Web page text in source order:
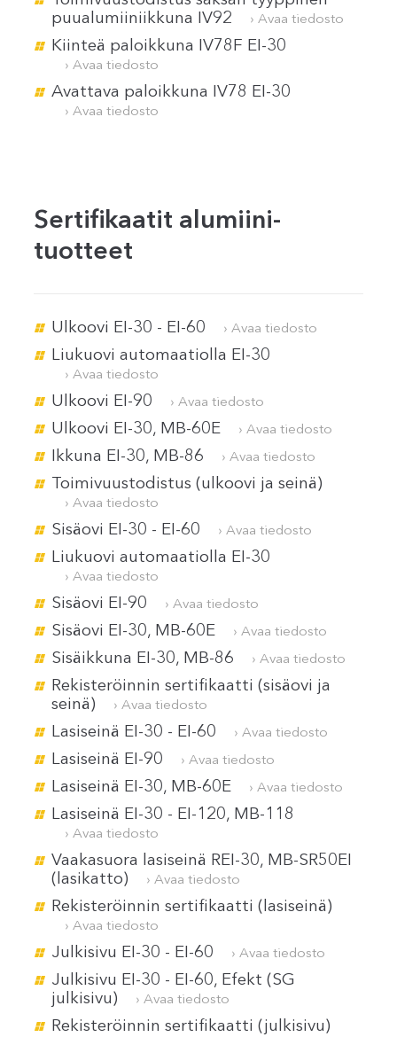
puualumiiniikkuna IV92
› Avaa tiedosto
Kiinteä paloikkuna IV78F EI-30
› Avaa tiedosto
Avattava paloikkuna IV78 EI-30
› Avaa tiedosto
Sertifikaatit alumiini-
tuotteet
Ulkoovi EI-30 - EI-60 › Avaa tiedosto
Liukuovi automaatiolla EI-30
› Avaa tiedosto
Ulkoovi EI-90 › Avaa tiedosto
Ulkoovi EI-30, MB-60E › Avaa tiedosto
Ikkuna EI-30, MB-86 › Avaa tiedosto
Toimivuustodistus (ulkoovi ja seinä)
› Avaa tiedosto
Sisäovi EI-30 - EI-60 › Avaa tiedosto
Liukuovi automaatiolla EI-30
› Avaa tiedosto
Sisäovi EI-90 › Avaa tiedosto
Sisäovi EI-30, MB-60E › Avaa tiedosto
Sisäikkuna EI-30, MB-86 › Avaa tiedosto
Rekisteröinnin sertifikaatti (sisäovi ja
seinä)
› Avaa tiedosto
Lasiseinä EI-30 - EI-60 › Avaa tiedosto
Lasiseinä EI-90 › Avaa tiedosto
Lasiseinä EI-30, MB-60E › Avaa tiedosto
Lasiseinä EI-30 - EI-120, MB-118
› Avaa tiedosto
Vaakasuora lasiseinä REI-30, MB-SR50EI
(lasikatto)
› Avaa tiedosto
Rekisteröinnin sertifikaatti (lasiseinä)
› Avaa tiedosto
Julkisivu EI-30 - EI-60 › Avaa tiedosto
Julkisivu EI-30 - EI-60, Efekt (SG
julkisivu)
› Avaa tiedosto
Rekisteröinnin sertifikaatti (julkisivu)